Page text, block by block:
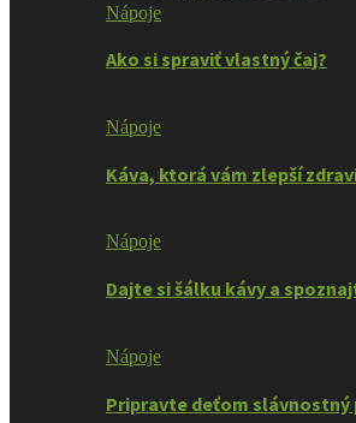
Nápoje
Ako si spraviť vlastný čaj?
Nápoje
Káva, ktorá vám zlepší
Nápoje
Dajte si šálku kávy a
Nápoje
Pripravte deťom